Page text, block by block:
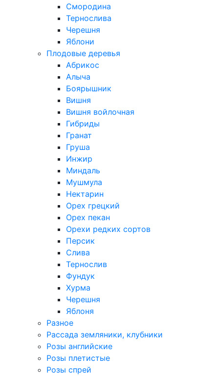
Смородина
Тернослива
Черешня
Яблони
Плодовые деревья
Абрикос
Алыча
Боярышник
Вишня
Вишня войлочная
Гибриды
Гранат
Груша
Инжир
Миндаль
Мушмула
Нектарин
Орех грецкий
Орех пекан
Орехи редких сортов
Персик
Слива
Тернослив
Фундук
Хурма
Черешня
Яблоня
Разное
Рассада земляники, клубники
Розы английские
Розы плетистые
Розы спрей